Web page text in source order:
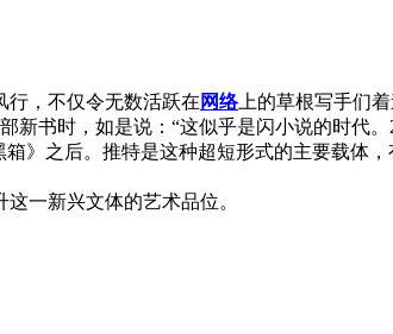
，不仅令无数活跃在 网络上的草根写手们
时，如是说：“这似乎是闪小说的时代。
》之后。推特是这种超短形式的主要载体
一新兴文体的艺术品位。